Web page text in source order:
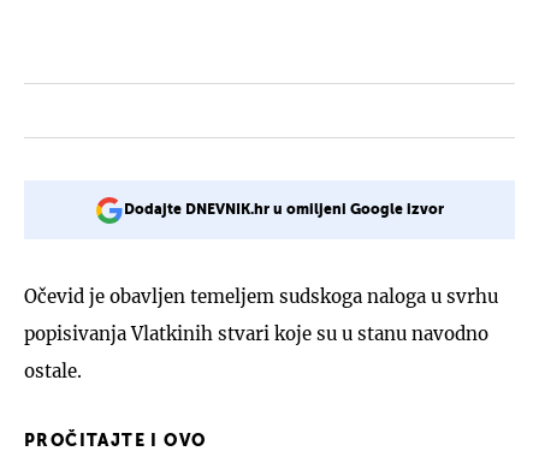
Dodajte DNEVNIK.hr u omiljeni Google izvor
Očevid je obavljen temeljem sudskoga naloga u svrhu
popisivanja Vlatkinih stvari koje su u stanu navodno
ostale.
PROČITAJTE I OVO